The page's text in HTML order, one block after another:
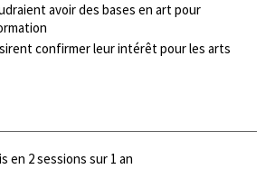
avoir des bases en art pour
confirmer leur intérêt pour les arts
en 2 sessions sur 1 an